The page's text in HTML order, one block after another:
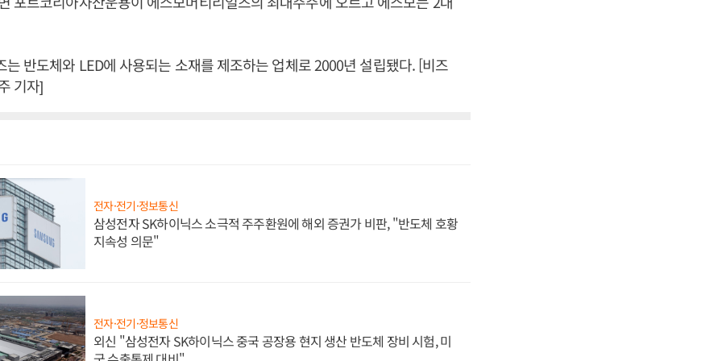
는 반도체와 LED에 사용되는 소재를 제조하는 업체로 2000년 설립됐다. [비즈
기자]
전자·전기·정보통신
삼성전자 SK하이닉스 소극적 주주환원에 해외 증권가 비판, "반도체 호황
지속성 의문"
전자·전기·정보통신
외신 "삼성전자 SK하이닉스 중국 공장용 현지 생산 반도체 장비 시험, 미